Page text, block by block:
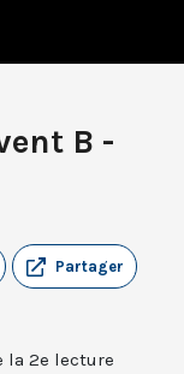
B -
Partager
la 2e lecture